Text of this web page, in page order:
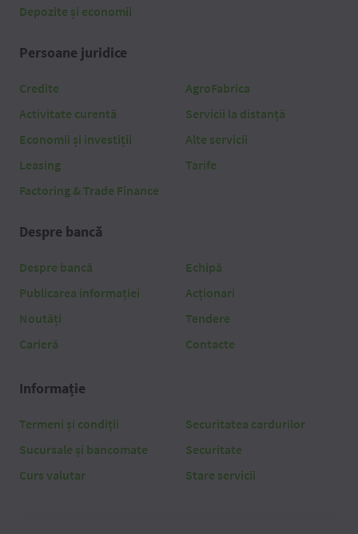
Depozite și economii
Persoane juridice
Credite
Activitate curentă
Economii și investiții
Leasing
Factoring & Trade Finance
AgroFabrica
Servicii la distanță
Alte servicii
Tarife
Despre bancă
Despre bancă
Publicarea informației
Noutăți
Carieră
Echipă
Acționari
Tendere
Contacte
Informație
Termeni și condiții
Sucursale și bancomate
Curs valutar
Securitatea cardurilor
Securitate
Stare servicii